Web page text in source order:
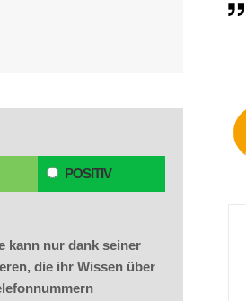
POSITIV
kann nur dank seiner
die ihr Wissen über